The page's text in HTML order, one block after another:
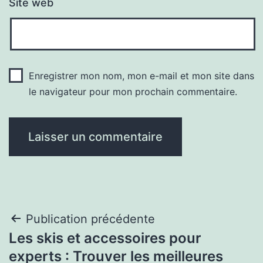
Enregistrer mon nom, mon e-mail et mon site dans
le navigateur pour mon prochain commentaire.
Navigation
de
Publication précédente
Les skis et accessoires pour
experts : Trouver les meilleures